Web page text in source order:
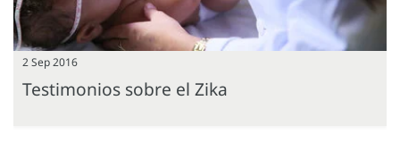
2 Sep 2016
Testimonios sobre el Zika